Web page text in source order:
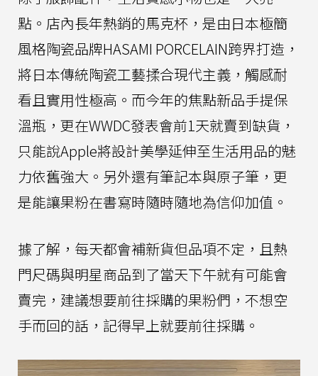
點。店內長年熱銷的馬克杯，是由日本極簡
風格陶瓷品牌HASAMI PORCELAIN跨界打造，
將日本傳統陶瓷工藝揉合現代主義，觸感耐
看且實用性極高。而今年的焦點新品手提保
溫瓶，更在WWDC發表會前1天就賣到缺貨，
只能說Apple將設計美學延伸至生活用品的魅
力依舊強大。另外還有筆記本與原子筆，更
是能讓果粉在書寫時隨時隨地為信仰加值。
據了解，每天都會補新貨但品項不定，且熱
門尺碼與明星商品到了當天下午就有可能會
賣完，建議想要前往採購的果粉們，不想空
手而回的話，記得早上就要前往採購。